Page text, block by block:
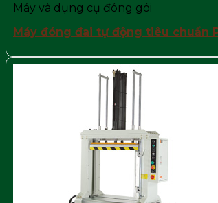
Máy và dụng cụ đóng gói
Máy đóng đai tự động tiêu chuẩn